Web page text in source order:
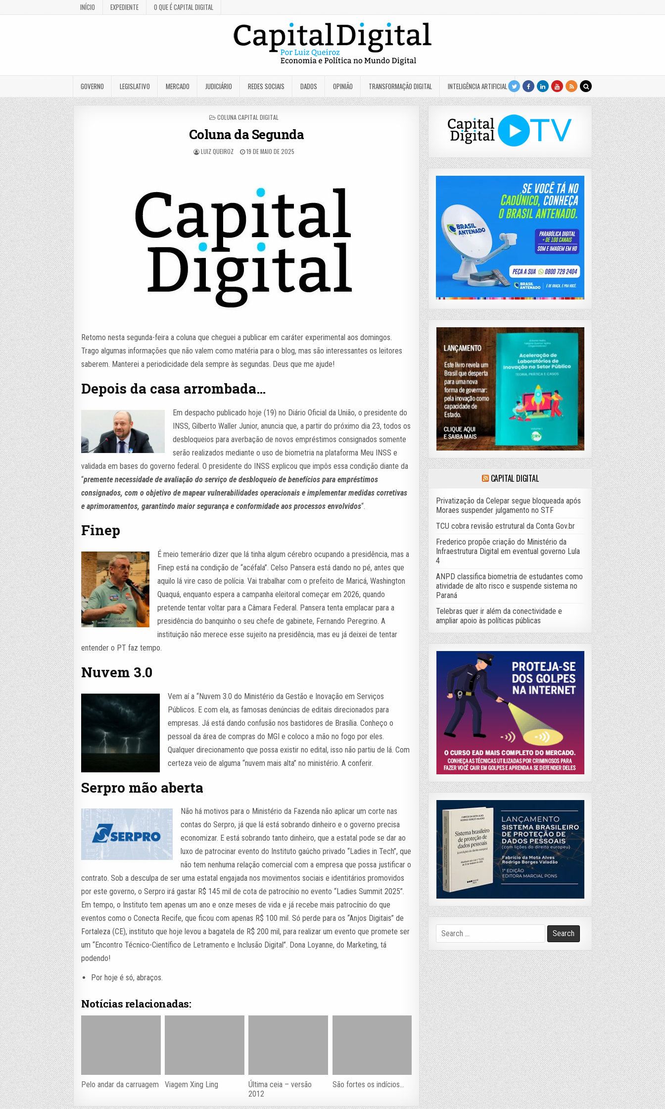
INÍCIO EXPEDIENTE O QUE É CAPITAL DIGITAL
GOVERNO LEGISLATIVO MERCADO JUDICIÁRIO REDES SOCIAIS DADOS OPINIÃO TRANSFORMAÇÃO DIGITAL INTELIGÊNCIA ARTIFICIAL
POSTED
COLUNA CAPITAL DIGITAL
Coluna da Segunda
LUIZ QUEIROZ 19 DE MAIO DE 2025
Retomo nesta segunda-feira a coluna que cheguei a publicar em caráter experimental aos domingos.
Trago algumas informações que não valem como matéria para o blog, mas são interessantes os leitores
saberem. Manterei a periodicidade dela sempre às segundas. Deus que me ajude!
Depois da casa arrombada…
Em despacho publicado hoje (19) no Diário Oficial da União, o presidente do
INSS, Gilberto Waller Junior, anuncia que, a partir do próximo dia 23, todos os
desbloqueios para averbação de novos empréstimos consignados somente
serão realizados mediante o uso de biometria na plataforma Meu INSS e
validada em bases do governo federal. O presidente do INSS explicou que impôs essa condição diante da
“premente necessidade de avaliação do serviço de desbloqueio de benefícios para empréstimos
consignados, com o objetivo de mapear vulnerabilidades operacionais e implementar medidas corretivas
e aprimoramentos, garantindo maior segurança e conformidade aos processos envolvidos“.
Finep
É meio temerário dizer que lá tinha algum cérebro ocupando a presidência, mas a
Finep está na condição de “acéfala”. Celso Pansera está dando no pé, antes que
aquilo lá vire caso de polícia. Vai trabalhar com o prefeito de Maricá, Washington
Quaquá, enquanto espera a campanha eleitoral começar em 2026, quando
pretende tentar voltar para a Câmara Federal. Pansera tenta emplacar para a
presidência do banquinho o seu chefe de gabinete, Fernando Peregrino. A
instituição não merece esse sujeito na presidência, mas eu já deixei de tentar
entender o PT faz tempo.
Nuvem 3.0
Vem aí a “Nuvem 3.0 do Ministério da Gestão e Inovação em Serviços
Públicos. E com ela, as famosas denúncias de editais direcionados para
empresas. Já está dando confusão nos bastidores de Brasília. Conheço o
pessoal da área de compras do MGI e coloco a mão no fogo por eles.
Qualquer direcionamento que possa existir no edital, isso não partiu de lá. Com
certeza veio de alguma “nuvem mais alta” no ministério. A conferir.
Serpro mão aberta
Não há motivos para o Ministério da Fazenda não aplicar um corte nas
contas do Serpro, já que lá está sobrando dinheiro e o governo precisa
economizar. E está sobrando tanto dinheiro, que a estatal pode se dar ao
luxo de patrocinar evento do Instituto gaúcho privado “Ladies in Tech”, que
não tem nenhuma relação comercial com a empresa que possa justificar o
contrato. Sob a desculpa de ser uma estatal engajada nos movimentos sociais e identitários promovidos
por este governo, o Serpro irá gastar R$ 145 mil de cota de patrocínio no evento “Ladies Summit 2025”.
Em tempo, o Instituto tem apenas um ano e onze meses de vida e já recebe mais patrocínio do que
eventos como o Conecta Recife, que ficou com apenas R$ 100 mil. Só perde para os “Anjos Digitais” de
Fortaleza (CE), instituto que hoje levou a bagatela de R$ 200 mil, para realizar um evento que promete ser
um “Encontro Técnico-Científico de Letramento e Inclusão Digital”. Dona Loyanne, do Marketing, tá
podendo!
Por hoje é só, abraços.
Notícias relacionadas:
Pelo andar da carruagem Viagem Xing Ling
Última ceia – versão
2012
São fortes os indícios…
CAPITAL DIGITAL
Privatização da Celepar segue bloqueada após
Moraes suspender julgamento no STF
TCU cobra revisão estrutural da Conta Gov.br
Frederico propõe criação do Ministério da
Infraestrutura Digital em eventual governo Lula
4
ANPD classifica biometria de estudantes como
atividade de alto risco e suspende sistema no
Paraná
Telebras quer ir além da conectividade e
ampliar apoio às políticas públicas
Search
for: